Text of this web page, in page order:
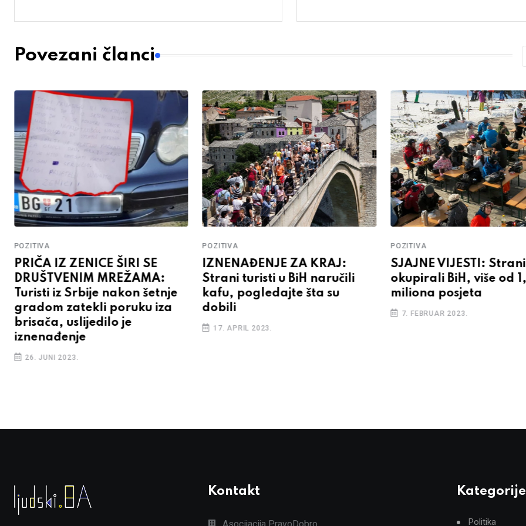
Povezani članci
POZITIVA
PRIČA IZ ZENICE ŠIRI SE
DRUŠTVENIM MREŽAMA:
Turisti iz Srbije nakon šetnje
gradom zatekli poruku iza
brisača, uslijedilo je
iznenađenje
26. JUNI 2023.
POZITIVA
IZNENAĐENJE ZA KRAJ:
Strani turisti u BiH naručili
kafu, pogledajte šta su
dobili
17. APRIL 2023.
POZITIVA
SJAJNE VIJESTI:
okupirali BiH, više od
miliona posjeta
7. FEBRUAR 2023.
Kontakt Kategorije
Politika